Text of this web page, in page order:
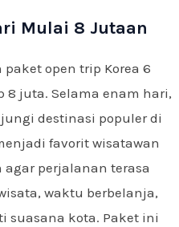
Mulai 8 Jutaan
open trip Korea 6
8 juta. Selama enam hari,
destinasi populer di
favorit wisatawan
perjalanan terasa
waktu berbelanja,
suasana kota. Paket ini